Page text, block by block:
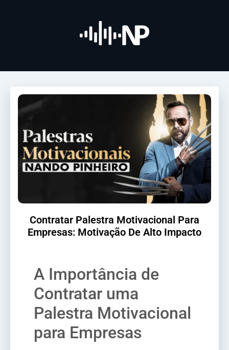
Contratar Palestra Motivacional Para
Empresas: Motivação De Alto Impacto
A Importância de
Contratar uma
Palestra Motivacional
para Empresas